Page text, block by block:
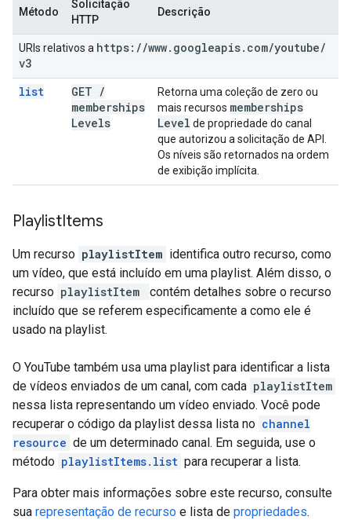
Método
Solicitação
HTTP
Descrição
URIs relativos a https: //www. googleapis. com/youtube/
v3
list
GET /
memberships
Levels
Retorna uma coleção de zero ou
mais recursos memberships
Level de propriedade do canal
que autorizou a solicitação de API.
Os níveis são retornados na ordem
de exibição implícita.
PlaylistItems
Um recurso playlistItem identifica outro recurso, como
um vídeo, que está incluído em uma playlist. Além disso, o
recurso playlistItem
contém detalhes sobre o recurso
incluído que se referem especificamente a como ele é
usado na playlist.
O YouTube também usa uma playlist para identificar a lista
de vídeos enviados de um canal, com cada playlistItem
nessa lista representando um vídeo enviado. Você pode
recuperar o código da playlist dessa lista no channel
resource de um determinado canal. Em seguida, use o
método playlistItems.list para recuperar a lista.
Para obter mais informações sobre este recurso, consulte
sua representação de recurso e lista de propriedades.